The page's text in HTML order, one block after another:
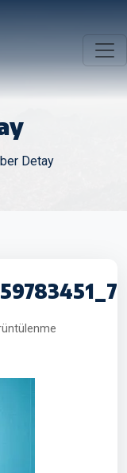
Detay